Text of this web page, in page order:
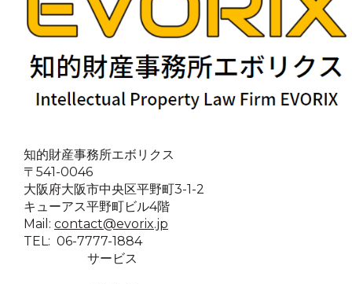
知的財産事務所エボリクス
〒541-0046
大阪府大阪市中央区平野町3-1-2
キューアス平野町ビル4階
Mail: contact@evorix.jp
TEL: 06-7777-1884
サービス